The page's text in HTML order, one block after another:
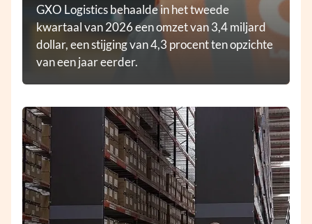
GXO Logistics behaalde in het tweede
kwartaal van 2026 een omzet van 3,4 miljard
dollar, een stijging van 4,3 procent ten opzichte
van een jaar eerder.